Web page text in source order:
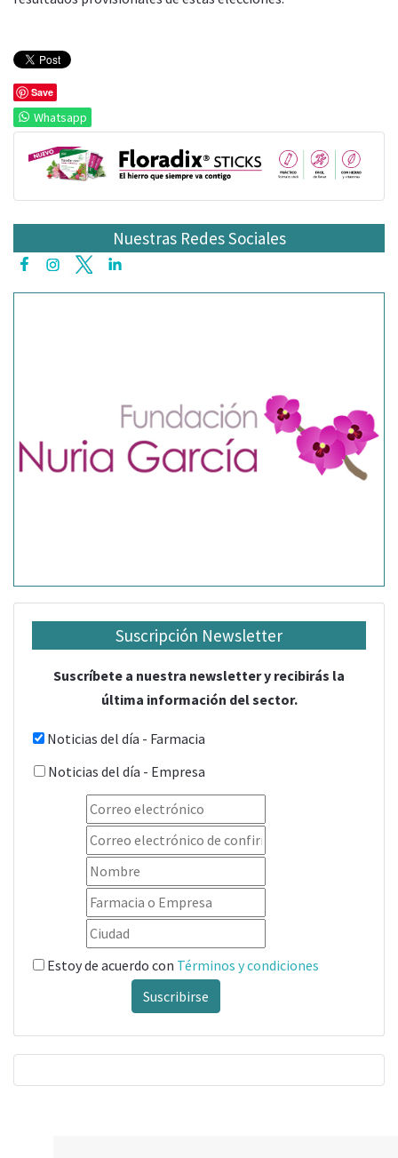
Save
Whatsapp
Nuestras Redes Sociales
Suscripción Newsletter
Suscríbete a nuestra newsletter y recibirás la
última información del sector.
Noticias del día - Farmacia
Noticias del día - Empresa
Estoy de acuerdo con Términos y condiciones
Suscribirse